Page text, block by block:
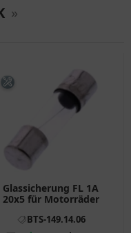
»
Glassicherung FL 1A
20x5 für Motorräder
BTS-149.14.06